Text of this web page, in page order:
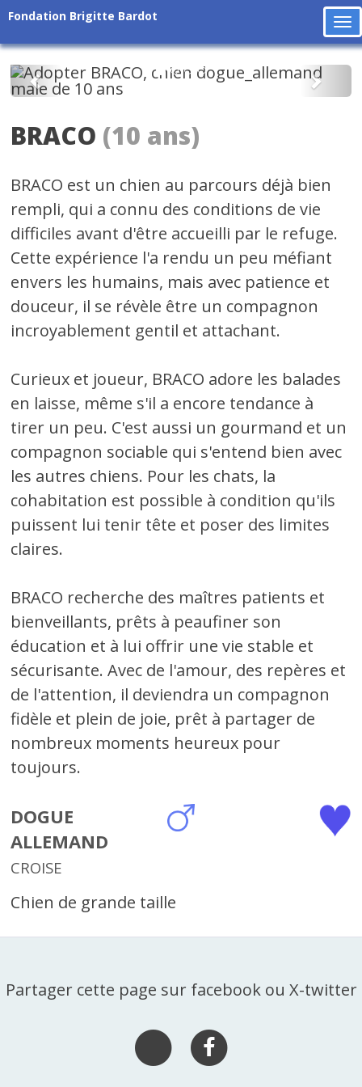
Fondation Brigitte Bardot
Précédent
BRACO (10 ans)
BRACO est un chien au parcours déjà bien
rempli, qui a connu des conditions de vie
difficiles avant d'être accueilli par le refuge.
Cette expérience l'a rendu un peu méfiant
envers les humains, mais avec patience et
douceur, il se révèle être un compagnon
incroyablement gentil et attachant.
Curieux et joueur, BRACO adore les balades
en laisse, même s'il a encore tendance à
tirer un peu. C'est aussi un gourmand et un
compagnon sociable qui s'entend bien avec
les autres chiens. Pour les chats, la
cohabitation est possible à condition qu'ils
puissent lui tenir tête et poser des limites
claires.
BRACO recherche des maîtres patients et
bienveillants, prêts à peaufiner son
éducation et à lui offrir une vie stable et
sécurisante. Avec de l'amour, des repères et
de l'attention, il deviendra un compagnon
fidèle et plein de joie, prêt à partager de
nombreux moments heureux pour
toujours.
DOGUE
ALLEMAND
CROISE
Chien de grande taille
Partager cette page sur facebook ou X-twitter